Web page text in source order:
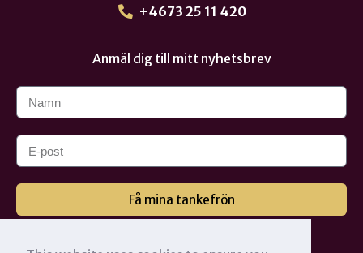
+4673 25 11 420
Anmäl dig till mitt nyhetsbrev
Få mina tankefrön